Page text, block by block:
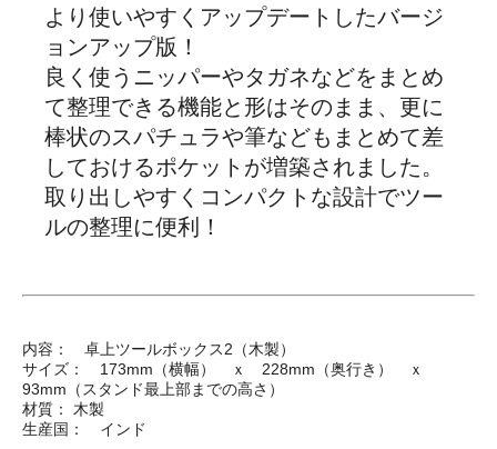
より使いやすくアップデートしたバージ
ョンアップ版！
良く使うニッパーやタガネなどをまとめ
て整理できる機能と形はそのまま、更に
棒状のスパチュラや筆などもまとめて差
しておけるポケットが増築されました。
取り出しやすくコンパクトな設計でツー
ルの整理に便利！
内容： 卓上ツールボックス2（木製）
サイズ： 173mm（横幅） ｘ 228mm（奥行き） ｘ
93mm（スタンド最上部までの高さ）
材質： 木製
生産国： インド